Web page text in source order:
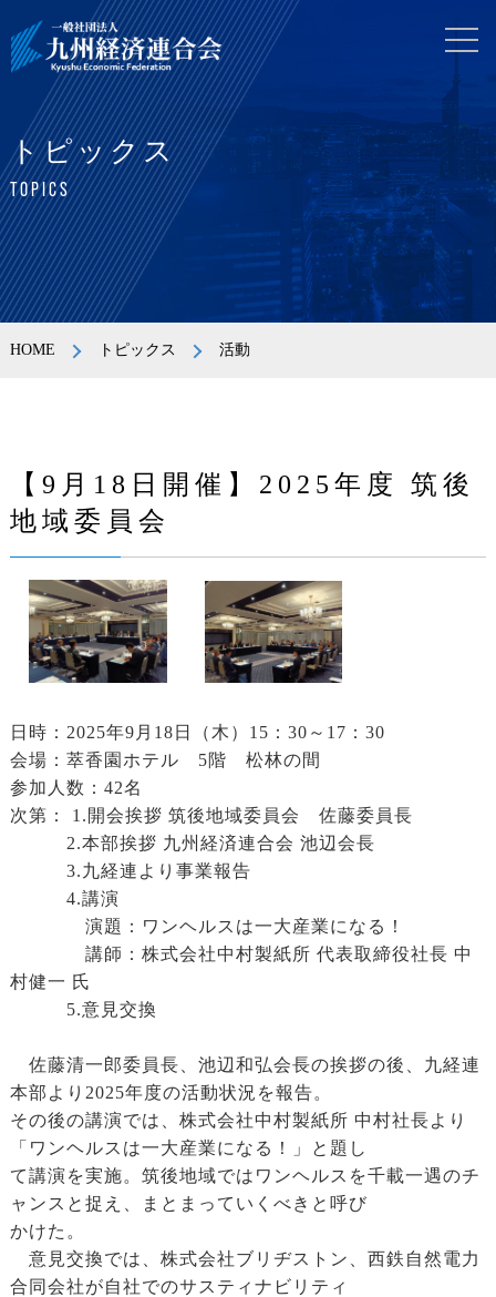
トピックス
TOPICS
HOME トピックス 活動
【9月18日開催】2025年度 筑後
地域委員会
日時：2025年9月18日（木）15：30～17：30
会場：萃香園ホテル 5階 松林の間
参加人数：42名
次第： 1.開会挨拶 筑後地域委員会 佐藤委員長
2.本部挨拶 九州経済連合会 池辺会長
3.九経連より事業報告
4.講演
演題：ワンヘルスは一大産業になる！
講師：株式会社中村製紙所 代表取締役社長 中
村健一 氏
5.意見交換
佐藤清一郎委員長、池辺和弘会長の挨拶の後、九経連
本部より2025年度の活動状況を報告。
その後の講演では、株式会社中村製紙所 中村社長より
「ワンヘルスは一大産業になる！」と題し
て講演を実施。筑後地域ではワンヘルスを千載一遇のチ
ャンスと捉え、まとまっていくべきと呼び
かけた。
意見交換では、株式会社ブリヂストン、西鉄自然電力
合同会社が自社でのサスティナビリティ